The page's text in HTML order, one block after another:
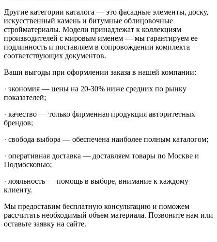
Другие категории каталога — это фасадные элементы, доску,
искусственный камень и битумные облицовочные
стройматериалы. Модели принадлежат к коллекциям
производителей с мировым именем — мы гарантируем ее
подлинность и поставляем в сопровождении комплекта
соответствующих документов.
Ваши выгоды при оформлении заказа в нашей компании:
· экономия — цены на 20-30% ниже средних по рынку
показателей;
· качество — только фирменная продукция авторитетных
брендов;
· свобода выбора — обеспечена наиболее полным каталогом;
· оперативная доставка — доставляем товары по Москве и
Подмосковью;
· лояльность — помощь в выборе, внимание к каждому
клиенту.
Мы предоставим бесплатную консультацию и поможем
рассчитать необходимый объем материала. Позвоните нам или
оставьте заявку на сайте.